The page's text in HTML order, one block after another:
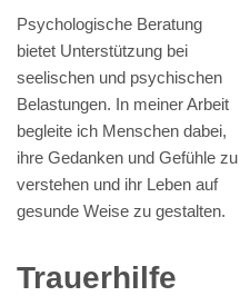
Psychologische Beratung
bietet Unterstützung bei
seelischen und psychischen
Belastungen. In meiner Arbeit
begleite ich Menschen dabei,
ihre Gedanken und Gefühle zu
verstehen und ihr Leben auf
gesunde Weise zu gestalten.
Trauerhilfe